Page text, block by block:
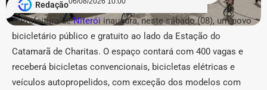
CEPERJ, Seplag e Secretaria de Governo.
COM FÁBIO MARTINS.
Redação
A Prefeitura deNiterói inaugura, neste sábado (08), um novo
bicicletário público e gratuito ao lado da Estação do
Catamarã de Charitas. O espaço contará com 400 vagas e
receberá bicicletas convencionais, bicicletas elétricas e
veículos autopropelidos, com exceção dos modelos com